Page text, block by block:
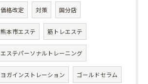
価格改定 対策 国分店
熊本市エステ 筋トレエステ
エステパーソナルトレーニング
ヨガインストレーション ゴールドセラム